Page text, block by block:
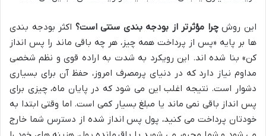
این روشچرا مؤثرتر از بودجه بندی سنتی است؟ اکثر بودجه بندی
ها بر پایه «پس از پرداخت همه چیز، هر چه باقی ماند را پس انداز
کن» بنا شده اند. این رویکرد به شدت به اراده قوی و نظم شخصی
مداوم نیاز دارد که در دنیای پرمصرف امروز، حفظ آن برای بسیاری
دشوار است. نتیجه اغلب این می شود که در پایان ماه، چیزی برای
پس انداز باقی نمی ماند یا مبلغ بسیار کمی است. اما وقتی ابتدا به
خودتان پرداخت می کنید، پول پس انداز شده از دسترس شما خارج